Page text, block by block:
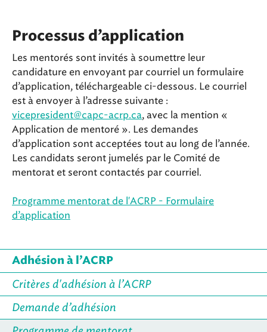
Processus d’application
Les mentorés sont invités à soumettre leur
candidature en envoyant par courriel un formulaire
d’application, téléchargeable ci-dessous. Le courriel
est à envoyer à l’adresse suivante :
vicepresident@capc-acrp.ca, avec la mention «
Application de mentoré ». Les demandes
d’application sont acceptées tout au long de l’année.
Les candidats seront jumelés par le Comité de
mentorat et seront contactés par courriel.
Programme mentorat de l'ACRP - Formulaire
d’application
Adhésion à l’ACRP
Critères d'adhésion à l’ACRP
Demande d’adhésion